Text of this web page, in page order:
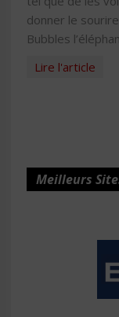
donner le
Bubbles
Lire l'article
Meilleurs